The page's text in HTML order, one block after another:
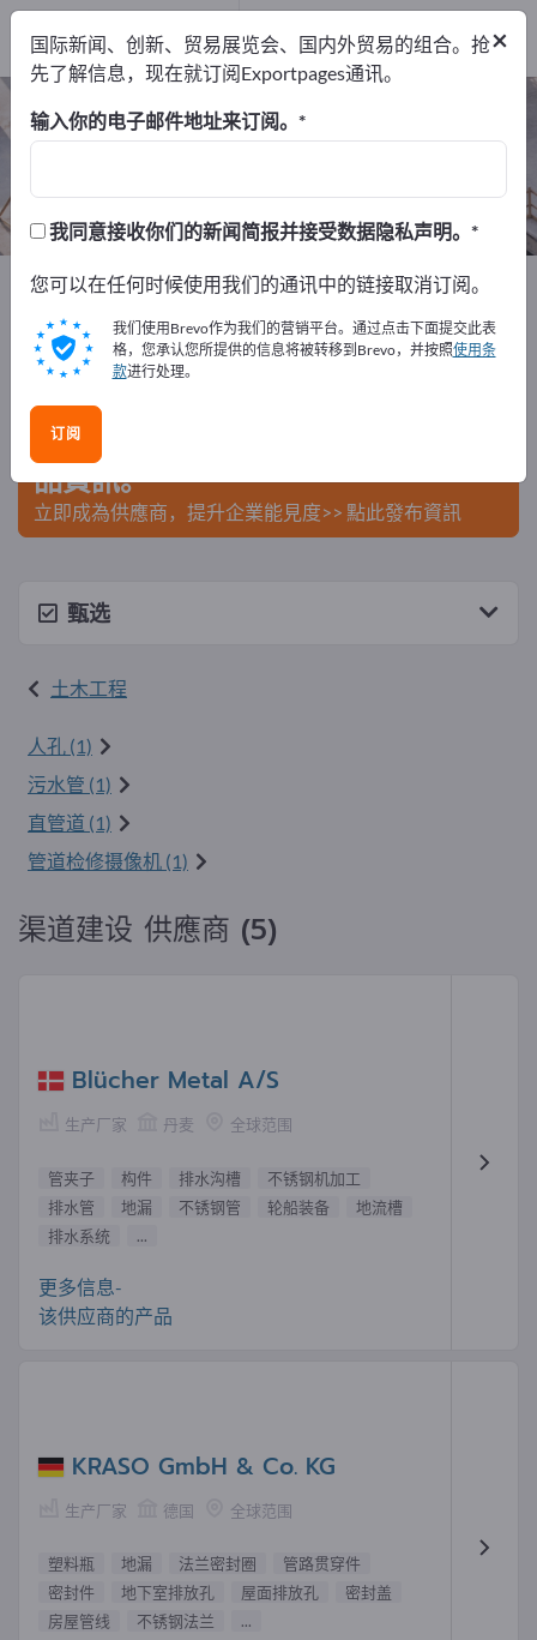
渠道建设 – 查找制造商和供应商
5 5
出口商5
制造商5
Exportpages 建筑行业 土木工程 渠道建设
在Exportpages免費刊登廣告！
在Exportpages上發布您的公司與產
品資訊。
立即成為供應商，提升企業能見度>> 點此發布資訊
甄选
土木工程
人孔 (1)
污水管 (1)
直管道 (1)
管道检修摄像机 (1)
渠道建设 供應商 (5)
Blücher Metal A/S
生产厂家 丹麦 全球范围
管夹子 构件 排水沟槽
不锈钢机加工
排水管
地漏 不锈钢管 轮船装备
地流槽
排水系统
...
更多信息-
该供应商的产品
KRASO GmbH & Co. KG
生产厂家 德国 全球范围
塑料瓶 地漏 法兰密封圈
管路贯穿件
密封件
地下室排放孔 屋面排放孔
密封盖
房屋管线
不锈钢法兰 ...
×
国际新闻、创新、贸易展览会、国内外贸易的组合。抢
先了解信息，现在就订阅Exportpages通讯。
输入你的电子邮件地址来订阅。
我同意接收你们的新闻简报并接受数据隐私声明。
您可以在任何时候使用我们的通讯中的链接取消订阅。
我们使用Brevo作为我们的营销平台。通过点击下面提交此表
格，您承认您所提供的信息将被转移到Brevo，并按照使用条
款进行处理。
订阅